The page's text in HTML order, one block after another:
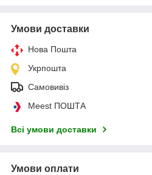
Умови доставки
Нова Пошта
Укрпошта
Самовивіз
Meest ПОШТА
Всі умови доставки
Умови оплати